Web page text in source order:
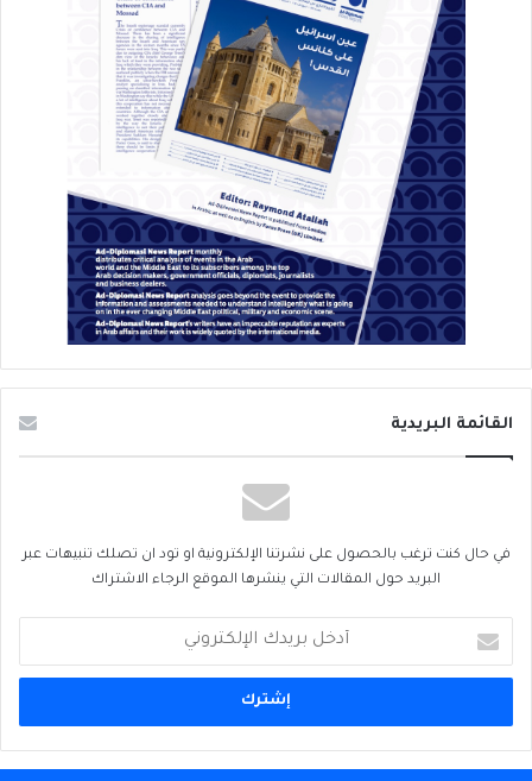
القائمة البريدية
في حال كنت ترغب بالحصول على نشرتنا الإلكترونية او تود ان تصلك تنبيهات عبر
البريد حول المقالات التي ينشرها الموقع الرجاء الاشتراك
بريدك
الإلكتروني